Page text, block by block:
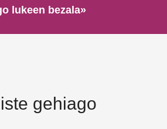
lukeen bezala»
gehiago